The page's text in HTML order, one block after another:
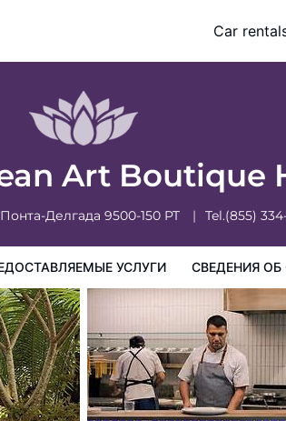
Car
Art Boutique
Понта-Делгада 9500-150 PT Tel.(855)
УСЛУГИ СВЕДЕНИЯ ОБ
Порядок